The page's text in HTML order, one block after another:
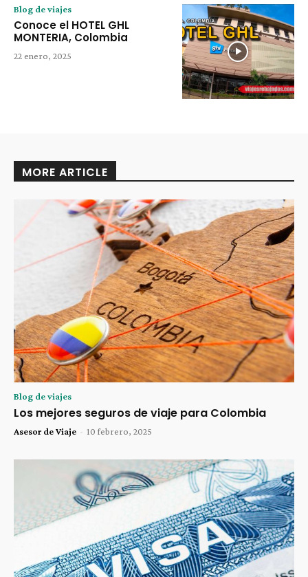
Blog de viajes
Conoce el HOTEL GHL
MONTERIA, Colombia
22 enero, 2025
MORE ARTICLE
Blog de viajes
Los mejores seguros de viaje para Colombia
Asesor de Viaje - 10 febrero, 2025